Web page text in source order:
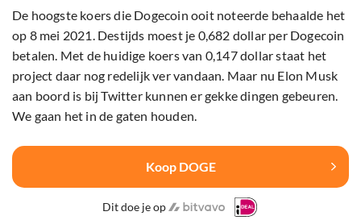
De hoogste koers die Dogecoin ooit noteerde behaalde het
op 8 mei 2021. Destijds moest je 0,682 dollar per Dogecoin
betalen. Met de huidige koers van 0,147 dollar staat het
project daar nog redelijk ver vandaan. Maar nu Elon Musk
aan boord is bij Twitter kunnen er gekke dingen gebeuren.
We gaan het in de gaten houden.
Koop DOGE
Dit doe je op